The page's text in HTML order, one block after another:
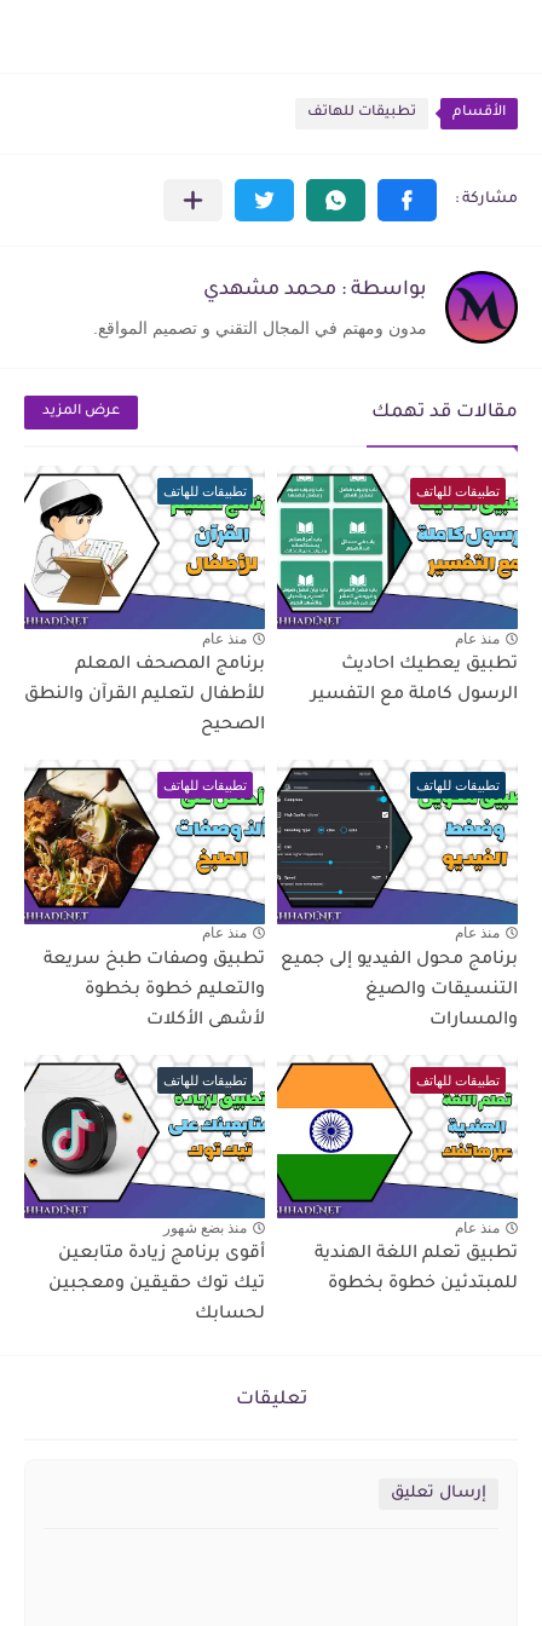
الأقسام تطبيقات للهاتف
بواسطة : محمد مشهدي
مدون ومهتم في المجال التقني و تصميم المواقع.
مقالات قد تهمك عرض المزيد
تطبيقات للهاتف
منذ عام
تطبيق يعطيك احاديث
الرسول كاملة مع التفسير
تطبيقات للهاتف
منذ عام
برنامج المصحف المعلم
للأطفال لتعليم القرآن والنطق
الصحيح
تطبيقات للهاتف
منذ عام
برنامج محول الفيديو إلى جميع
التنسيقات والصيغ
والمسارات
تطبيقات للهاتف
منذ عام
تطبيق وصفات طبخ سريعة
والتعليم خطوة بخطوة
لأشهى الأكلات
تطبيقات للهاتف
منذ عام
تطبيق تعلم اللغة الهندية
للمبتدئين خطوة بخطوة
تطبيقات للهاتف
منذ بضع شهور
أقوى برنامج زيادة متابعين
تيك توك حقيقين ومعجبين
لحسابك
تعليقات
إرسال تعليق